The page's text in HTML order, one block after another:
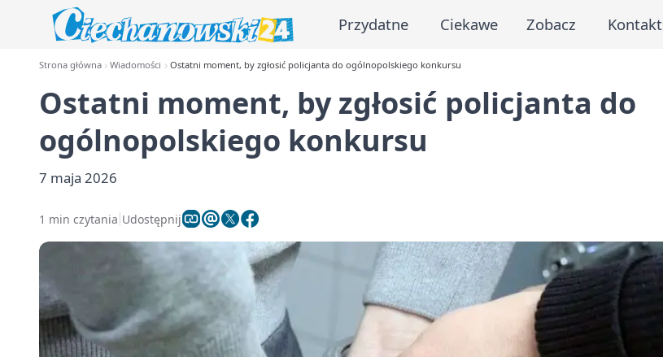
Przydatne Ciekawe Zobacz Kontakt
Strona główna Wiadomości Ostatni moment, by zgłosić policjanta do ogólnopolskiego konkursu
Ostatni moment, by zgłosić policjanta do
ogólnopolskiego konkursu
7 maja 2026
1 min czytania Udostępnij